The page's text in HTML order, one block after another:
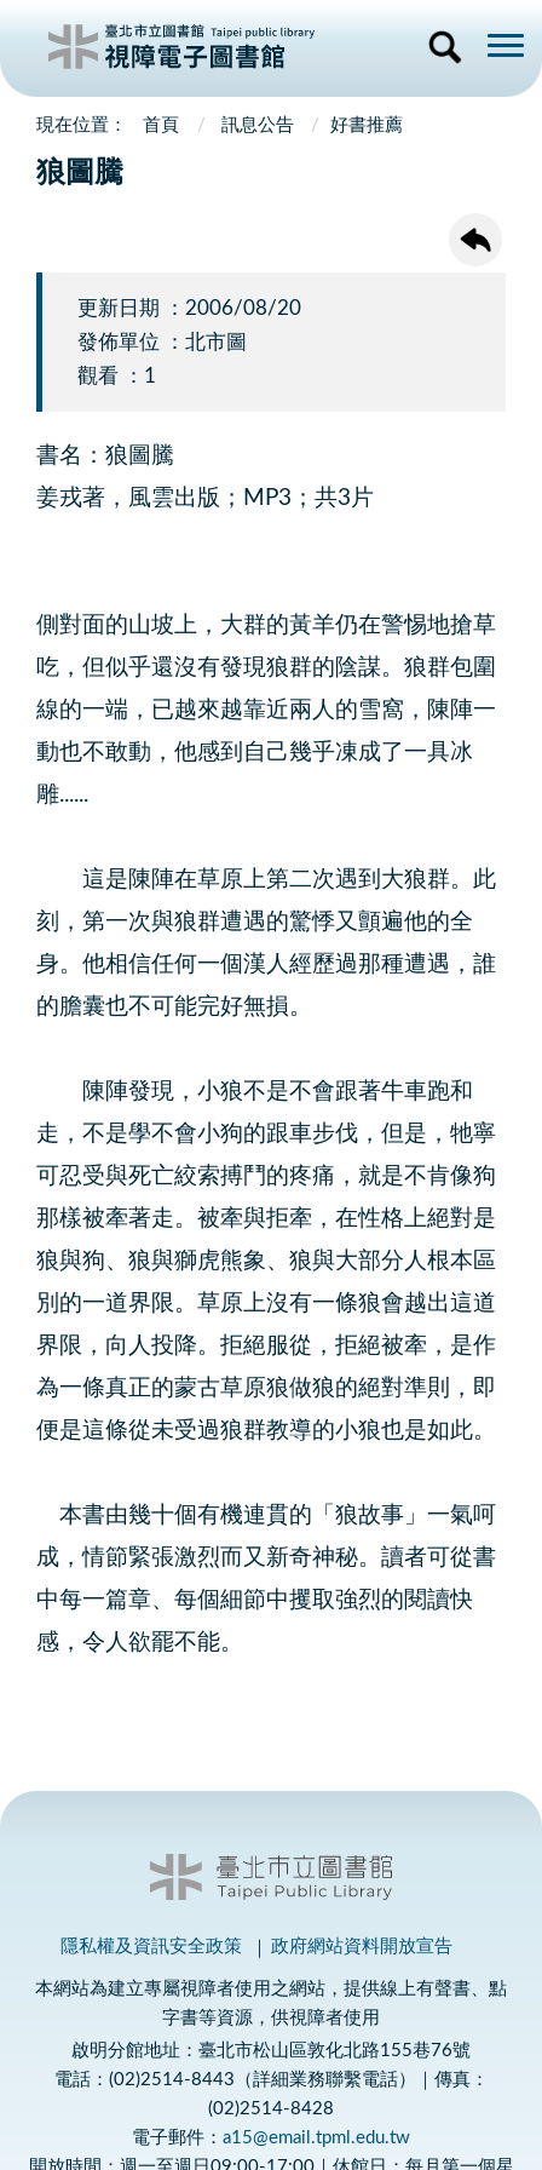
首頁 訊息公告 好書推薦
狼圖騰
更新日期 ：2006/08/20
發佈單位 ：北市圖
觀看 ：1
書名：狼圖騰
姜戎著，風雲出版；MP3；共3片
側對面的山坡上，大群的黃羊仍在警惕地搶草
吃，但似乎還沒有發現狼群的陰謀。狼群包圍
線的一端，已越來越靠近兩人的雪窩，陳陣一
動也不敢動，他感到自己幾乎凍成了一具冰
雕......
這是陳陣在草原上第二次遇到大狼群。此
刻，第一次與狼群遭遇的驚悸又顫遍他的全
身。他相信任何一個漢人經歷過那種遭遇，誰
的膽囊也不可能完好無損。
陳陣發現，小狼不是不會跟著牛車跑和
走，不是學不會小狗的跟車步伐，但是，牠寧
可忍受與死亡絞索搏鬥的疼痛，就是不肯像狗
那樣被牽著走。被牽與拒牽，在性格上絕對是
狼與狗、狼與獅虎熊象、狼與大部分人根本區
別的一道界限。草原上沒有一條狼會越出這道
界限，向人投降。拒絕服從，拒絕被牽，是作
為一條真正的蒙古草原狼做狼的絕對準則，即
便是這條從未受過狼群教導的小狼也是如此。
本書由幾十個有機連貫的「狼故事」一氣呵
成，情節緊張激烈而又新奇神秘。讀者可從書
中每一篇章、每個細節中攫取強烈的閱讀快
感，令人欲罷不能。
隱私權及資訊安全政策 政府網站資料開放宣告
本網站為建立專屬視障者使用之網站，提供線上有聲書、點
字書等資源，供視障者使用
啟明分館地址：臺北市松山區敦化北路155巷76號
電話：(02)2514-8443（詳細業務聯繫電話）｜傳真：
(02)2514-8428
電子郵件： a15@email.tpml.edu.tw